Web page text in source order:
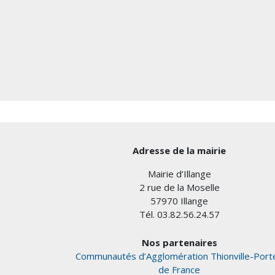
Adresse de la mairie
Mairie d’Illange
2 rue de la Moselle
57970 Illange
Tél. 03.82.56.24.57
Nos partenaires
Communautés d’Agglomération Thionville-
de France